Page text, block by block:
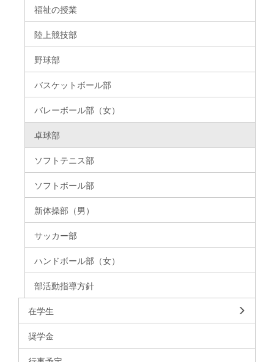
福祉の授業
陸上競技部
野球部
バスケットボール部
バレーボール部（女）
卓球部
ソフトテニス部
ソフトボール部
新体操部（男）
サッカー部
ハンドボール部（女）
部活動指導方針
在学生
奨学金